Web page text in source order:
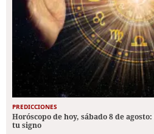
PREDICCIONES
Horóscopo de hoy, sábado 8 de
tu signo